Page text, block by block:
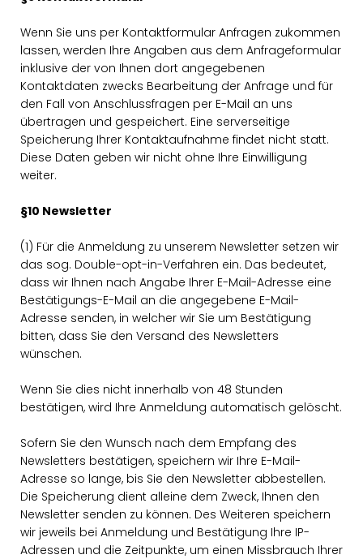
Wenn Sie uns per Kontaktformular Anfragen zukommen
lassen, werden Ihre Angaben aus dem Anfrageformular
inklusive der von Ihnen dort angegebenen
Kontaktdaten zwecks Bearbeitung der Anfrage und für
den Fall von Anschlussfragen per E-Mail an uns
übertragen und gespeichert. Eine serverseitige
Speicherung Ihrer Kontaktaufnahme findet nicht statt.
Diese Daten geben wir nicht ohne Ihre Einwilligung
weiter.
§10 Newsletter
(1) Für die Anmeldung zu unserem Newsletter setzen wir
das sog. Double-opt-in-Verfahren ein. Das bedeutet,
dass wir Ihnen nach Angabe Ihrer E-Mail-Adresse eine
Bestätigungs-E-Mail an die angegebene E-Mail-
Adresse senden, in welcher wir Sie um Bestätigung
bitten, dass Sie den Versand des Newsletters
wünschen.
Wenn Sie dies nicht innerhalb von 48 Stunden
bestätigen, wird Ihre Anmeldung automatisch gelöscht.
Sofern Sie den Wunsch nach dem Empfang des
Newsletters bestätigen, speichern wir Ihre E-Mail-
Adresse so lange, bis Sie den Newsletter abbestellen.
Die Speicherung dient alleine dem Zweck, Ihnen den
Newsletter senden zu können. Des Weiteren speichern
wir jeweils bei Anmeldung und Bestätigung Ihre IP-
Adressen und die Zeitpunkte, um einen Missbrauch Ihrer